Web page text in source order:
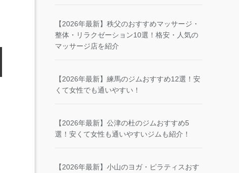
【2026年最新】秩父のおすすめマッサージ・
整体・リラクゼーション10選！格安・人気の
マッサージ店を紹介
【2026年最新】練馬のジムおすすめ12選！安
くて女性でも通いやすい！
【2026年最新】公津の杜のジムおすすめ5
選！安くて女性も通いやすいジムも紹介！
【2026年最新】小山のヨガ・ピラティスおす